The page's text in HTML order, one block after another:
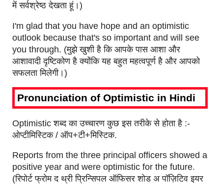
में सर्वश्रेष्ठ देखता हूं।)
I'm glad that you have hope and an optimistic
outlook because that's so important and will see
you through. (मुझे खुशी है कि आपके पास आशा और
आशावादी दृष्टिकोण है क्योंकि यह बहुत महत्वपूर्ण है और आपको
सफलता मिलेगी।)
Pronunciation of Optimistic in Hindi
Optimistic शब्द का उच्चारण कुछ इस तरीके से होता है :-
ओप्टीमिस्टिक / ऑप+टी+मिस्टिक.
Reports from the three principal officers showed a
positive year and were optimistic for the future.
(रिपोर्ट फ्रोम द थ्री प्रिन्सिपल ऑफिसर शोड अ पॉज़िटिव इयर